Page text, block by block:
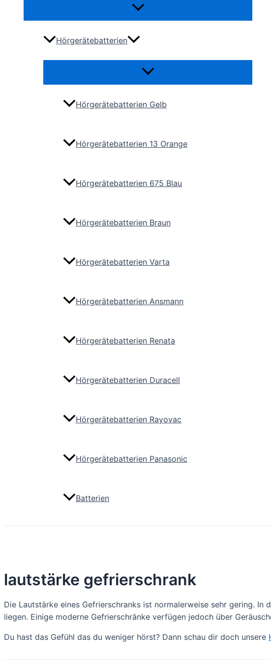
Menü
Hörgerätebatterien
Menü
Hörgerätebatterien Gelb
Hörgerätebatterien 13 Orange
Hörgerätebatterien 675 Blau
Hörgerätebatterien Braun
Hörgerätebatterien Varta
Hörgerätebatterien Ansmann
Hörgerätebatterien Renata
Hörgerätebatterien Duracell
Hörgerätebatterien Rayovac
Hörgerätebatterien Panasonic
Batterien
lautstärke gefrierschrank
Die Lautstärke eines Gefrierschranks ist normalerweise sehr gering.
liegen. Einige moderne Gefrierschränke verfügen jedoch über
Du hast das Gefühl das du weniger hörst? Dann schau dir doch unsere